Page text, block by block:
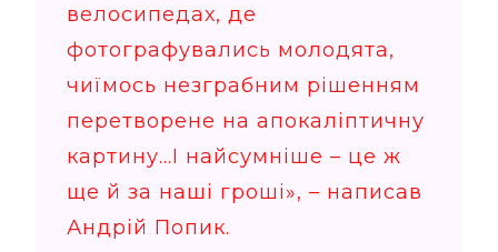
велосипедах, де
фотографувались молодята,
чиїмось незграбним рішенням
перетворене на апокаліптичну
картину…І найсумніше – це ж
ще й за наші гроші», – написав
Андрій Попик.